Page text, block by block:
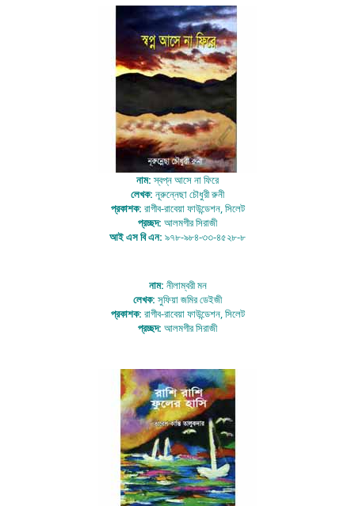
নাম:স্বপ্ন আসে না ফিরে
লেখক: নূরুন্নেছা চৌধুরী রুনী
প্রকাশক: রাগীব-রাবেয়া ফাউন্ডেশন, সিলেট
প্রচ্ছদ: আলমগীর সিরাজী
আই এস বি এন: ৯৭৮-৯৮৪-৩৩-৪৫২৮-৮
নাম: নীলাম্বরী মন
লেখক: সুফিয়া জমির ডেইজী
প্রকাশক: রাগীব-রাবেয়া ফাউন্ডেশন, সিলেট
প্রচ্ছদ: আলমগীর সিরাজী